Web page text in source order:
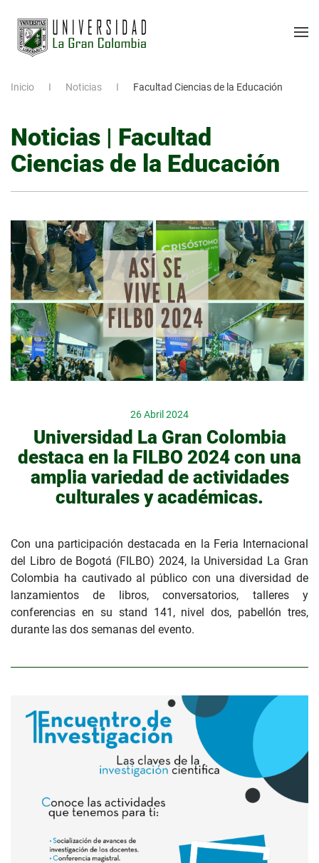
Inicio Noticias Facultad Ciencias de la Educación
Noticias | Facultad
Ciencias de la Educación
26 Abril 2024
Universidad La Gran Colombia
destaca en la FILBO 2024 con una
amplia variedad de actividades
culturales y académicas.
Con una participación destacada en la Feria Internacional
del Libro de Bogotá (FILBO) 2024, la Universidad La Gran
Colombia ha cautivado al público con una diversidad de
lanzamientos de libros, conversatorios, talleres y
conferencias en su stand 141, nivel dos, pabellón tres,
durante las dos semanas del evento.